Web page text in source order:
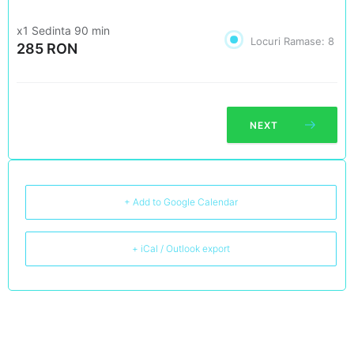
x1 Sedinta 90 min
285 RON Locuri Ramase: 8
NEXT
+ Add to Google Calendar
+ iCal / Outlook export